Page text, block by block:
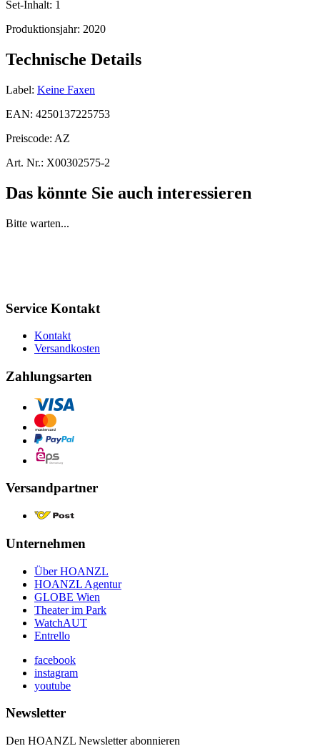
Set-Inhalt: 1
Produktionsjahr: 2020
Technische Details
Label: Keine Faxen
EAN: 4250137225753
Preiscode: AZ
Art. Nr.: X00302575-2
Das könnte Sie auch interessieren
Bitte warten...
Service Kontakt
Kontakt
Versandkosten
Zahlungsarten
Versandpartner
Unternehmen
Über HOANZL
HOANZL Agentur
GLOBE Wien
Theater im Park
WatchAUT
Entrello
facebook
instagram
youtube
Newsletter
Den HOANZL Newsletter abonnieren